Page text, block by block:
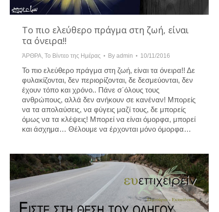
Το πιο ελεύθερο πράγμα στη ζωή, είναι
τα όνειρα!!
ΆΡΘΡΑ, Το Βίντεο της Ημέρας By admin 10/11/2016
Το πιο ελεύθερο πράγμα στη ζωή, είναι τα όνειρα!! Δε
φυλακίζονται, δεν περιορίζονται, δε δεσμεύονται, δεν
έχουν τόπο και χρόνο.. Πάνε σ΄όλους τους
ανθρώπους, αλλά δεν ανήκουν σε κανέναν! Μπορείς
να τα απολαύσεις, να φύγεις μαζί τους, δε μπορείς
όμως να τα κλέψεις! Μπορεί να είναι όμορφα, μπορεί
και άσχημα… Θέλουμε να έρχονται μόνο όμορφα…